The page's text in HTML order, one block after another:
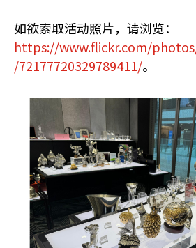
如欲索取活动照片，请浏览：
https://www.flickr.com/
/72177720329789411/。